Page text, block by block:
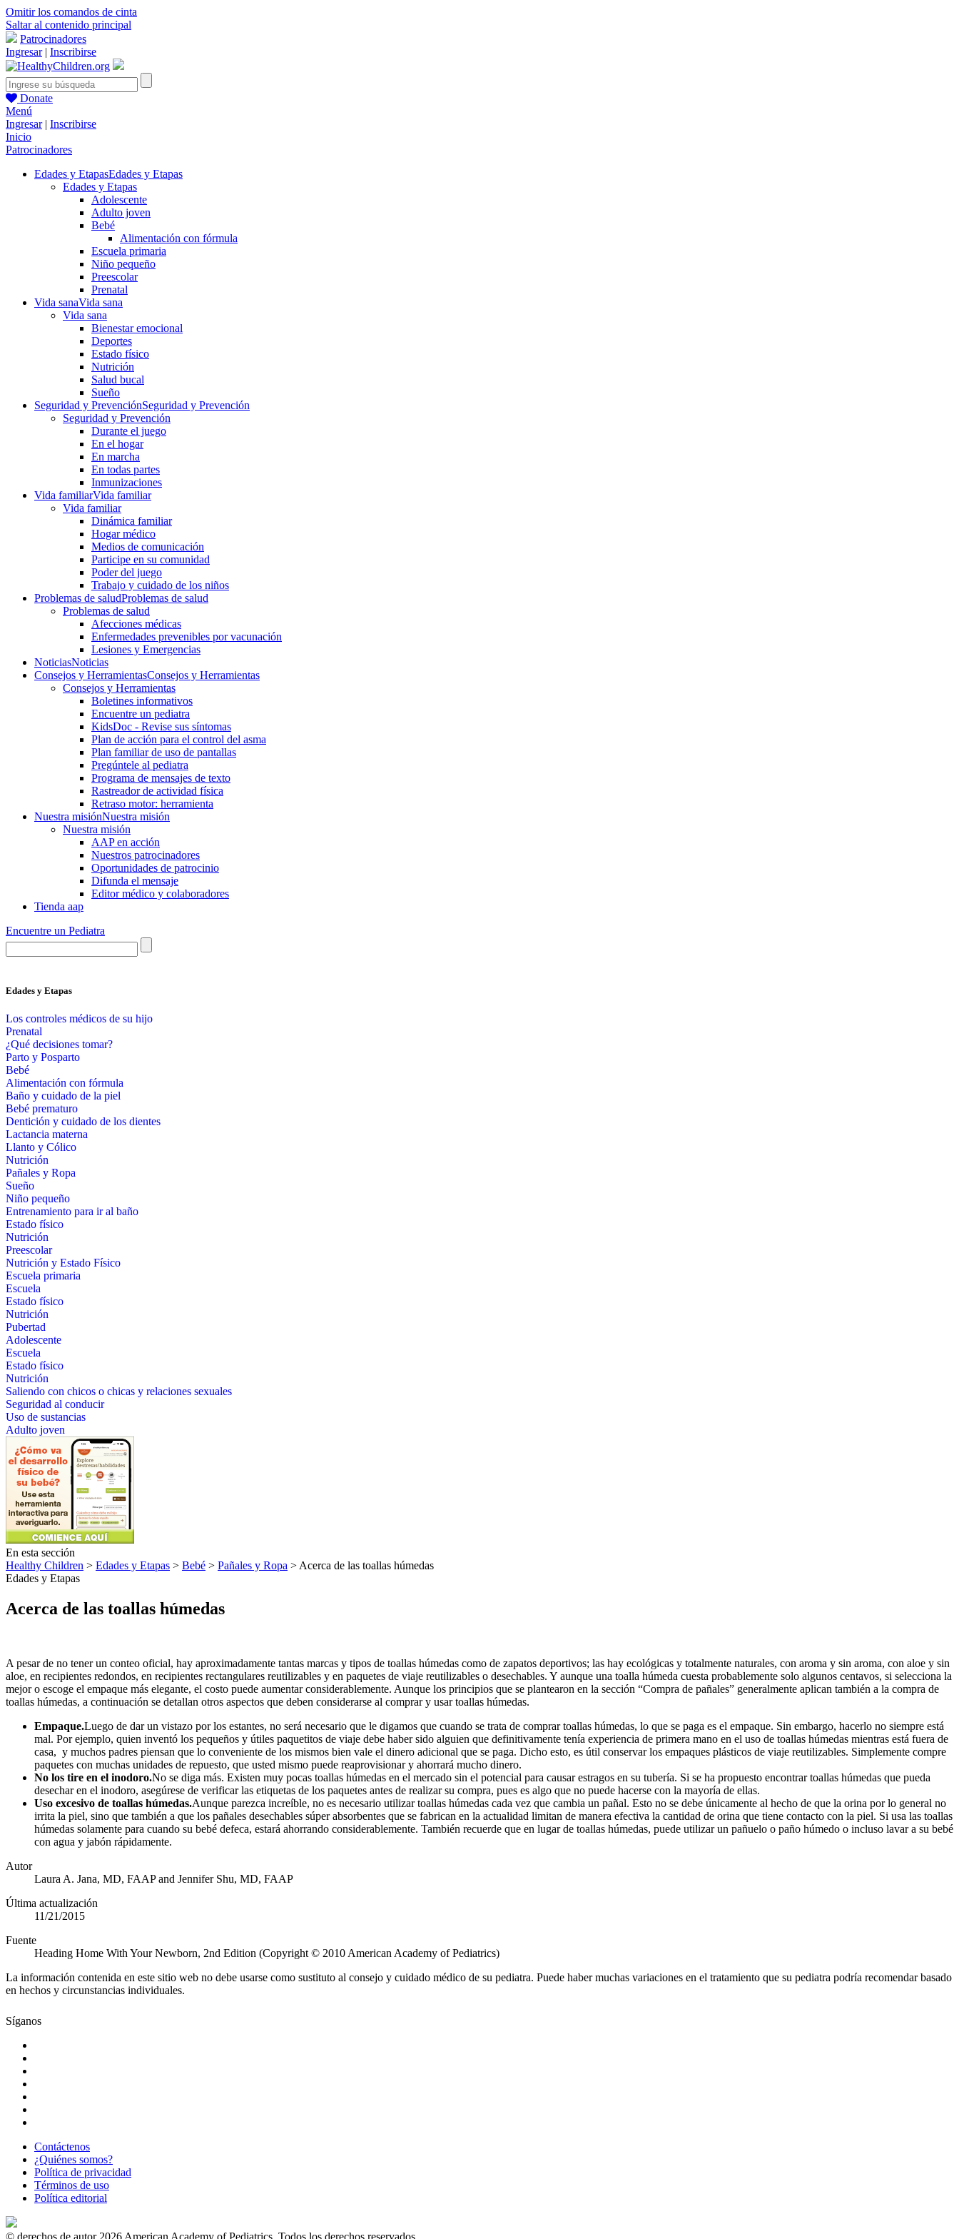
Omitir los comandos de cinta
Saltar al contenido principal
Patrocinadores
Ingresar| Inscribirse
Donate
Menú
Ingresar| Inscribirse
Inicio
Patrocinadores
Edades y EtapasEdades y Etapas
Edades y Etapas
Adolescente
Adulto joven
Bebé
Alimentación con fórmula
Escuela primaria
Niño pequeño
Preescolar
Prenatal
Vida sanaVida sana
Vida sana
Bienestar emocional
Deportes
Estado físico
Nutrición
Salud bucal
Sueño
Seguridad y PrevenciónSeguridad y Prevención
Seguridad y Prevención
Durante el juego
En el hogar
En marcha
En todas partes
Inmunizaciones
Vida familiarVida familiar
Vida familiar
Dinámica familiar
Hogar médico
Medios de comunicación
Participe en su comunidad
Poder del juego
Trabajo y cuidado de los niños
Problemas de saludProblemas de salud
Problemas de salud
Afecciones médicas
Enfermedades prevenibles por vacunación
Lesiones y Emergencias
NoticiasNoticias
Consejos y HerramientasConsejos y Herramientas
Consejos y Herramientas
Boletines informativos
Encuentre un pediatra
KidsDoc - Revise sus síntomas
Plan de acción para el control del asma
Plan familiar de uso de pantallas
Pregúntele al pediatra
Programa de mensajes de texto
Rastre​​ador de activida​d física
Retraso motor: herramienta
Nuestra misiónNuestra misión
Nuestra misión
AAP en acción
Nuestros patrocinadores
Oportunidades de patrocinio
Difunda el mensaje
Editor médico y colaboradores
Tienda aap
Encuentre un Pediatra
Edades y Etapas
Los controles médicos de su hijo
Prenatal
¿Qué decisiones tomar?
Parto y Posparto
Bebé
Alimentación con fórmula
Baño y cuidado de la piel
Bebé prematuro
Dentición y cuidado de los dientes
Lactancia materna
Llanto y Cólico
Nutrición
Pañales y Ropa
Sueño
Niño pequeño
Entrenamiento para ir al baño
Estado físico
Nutrición
Preescolar
Nutrición y Estado Físico
Escuela primaria
Escuela
Estado físico
Nutrición
Pubertad
Adolescente
Escuela
Estado físico
Nutrición
Saliendo con chicos o chicas y relaciones sexuales
Seguridad al conducir
Uso de sustancias
Adulto joven
En esta sección
Healthy Children > Edades y Etapas > Bebé > Pañales y Ropa > Acerca de las toallas húmedas
Edades y Etapas
Acerca de las toallas húmedas
A pesar de no tener un conteo oficial, hay aproximadamente tantas marcas y tipos de toallas húmedas como de zapatos deportivos; las hay ecológicas y totalmente naturales, con aroma y sin aroma, con aloe y sin
aloe, en recipientes redondos, en recipientes rectangulares reutilizables y en paquetes de viaje reutilizables o desechables. Y aunque una toalla húmeda cuesta probablemente solo algunos centavos, si selecciona la
mejor o escoge el empaque más elegante, el costo puede aumentar considerablemente. Aunque los principios que se plantearon en la sección “Compra de pañales” generalmente aplican también a la compra de
toallas húmedas, a continuación se detallan otros aspectos que deben considerarse al comprar y usar toallas húmedas.
Empaque.Luego de dar un vistazo por los estantes, no será necesario que le digamos que cuando se trata de comprar toallas húmedas, lo que se paga es el empaque. Sin embargo, hacerlo no siempre está
mal. Por ejemplo, quien inventó los pequeños y útiles paquetitos de viaje debe haber sido alguien que definitivamente tenía experiencia de primera mano en el uso de toallas húmedas mientras está fuera de
casa, y muchos padres piensan que lo conveniente de los mismos bien vale el dinero adicional que se paga. Dicho esto, es útil conservar los empaques plásticos de viaje reutilizables. Simplemente compre
paquetes con muchas unidades de repuesto, que usted mismo puede reaprovisionar y ahorrará mucho dinero.
No los tire en el inodoro.No se diga más. Existen muy pocas toallas húmedas en el mercado sin el potencial para causar estragos en su tubería. Si se ha propuesto encontrar toallas húmedas que pueda
desechar en el inodoro, asegúrese de verificar las etiquetas de los paquetes antes de realizar su compra, pues es algo que no puede hacerse con la mayoría de ellas.
Uso excesivo de toallas húmedas.Aunque parezca increíble, no es necesario utilizar toallas húmedas cada vez que cambia un pañal. Esto no se debe únicamente al hecho de que la orina por lo general no
irrita la piel, sino que también a que los pañales desechables súper absorbentes que se fabrican en la actualidad limitan de manera efectiva la cantidad de orina que tiene contacto con la piel. Si usa las toallas
húmedas solamente para cuando su bebé defeca, estará ahorrando considerablemente. También recuerde que en lugar de toallas húmedas, puede utilizar un pañuelo o paño húmedo o incluso lavar a su bebé
con agua y jabón rápidamente.
Autor
Laura A. Jana, MD, FAAP and Jennifer Shu, MD, FAAP
Última actualización
11/21/2015
Fuente
Heading Home With Your Newborn, 2nd Edition (Copyright © 2010 American Academy of Pediatrics)
La información contenida en este sitio web no debe usarse como sustituto al consejo y cuidado médico de su pediatra. Puede haber muchas variaciones en el tratamiento que su pediatra podría recomendar basado
en hechos y circunstancias individuales.
Síganos
Contáctenos
¿Quiénes somos?
Política de privacidad
Términos de uso
Política editorial